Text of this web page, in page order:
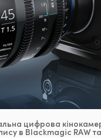
цифрова
в Blackmagic RAW